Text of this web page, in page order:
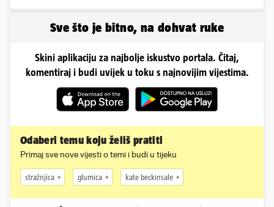
Sve što je bitno, na dohvat ruke
Skini aplikaciju za najbolje iskustvo portala. Čitaj,
komentiraj i budi uvijek u toku s najnovijim vijestima.
Odaberi temu koju želiš pratiti
Primaj sve nove vijesti o temi i budi u tijeku
stražnjica glumica kate beckinsale